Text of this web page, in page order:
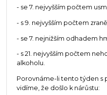
- se 7. nejvyšším počtem
- s 9. nejvyšším počtem
- se 7. nejnižším odhadem
- s 21. nejvyšším počtem
alkoholu.
Porovnáme-li tento týden s
vidíme, že došlo k nárůstu: